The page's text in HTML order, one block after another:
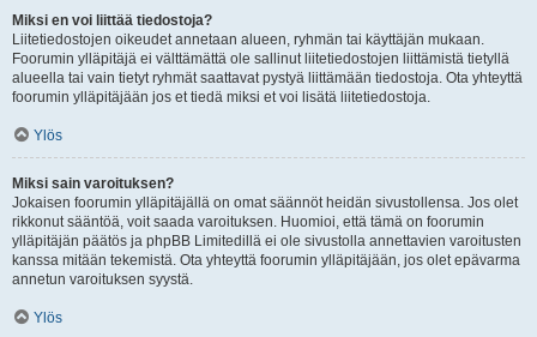
Miksi en voi liittää tiedostoja?
Liitetiedostojen oikeudet annetaan alueen, ryhmän tai käyttäjän mukaan.
Foorumin ylläpitäjä ei välttämättä ole sallinut liitetiedostojen liittämistä tietyllä
alueella tai vain tietyt ryhmät saattavat pystyä liittämään tiedostoja. Ota yhteyttä
foorumin ylläpitäjään jos et tiedä miksi et voi lisätä liitetiedostoja.
Ylös
Miksi sain varoituksen?
Jokaisen foorumin ylläpitäjällä on omat säännöt heidän sivustollensa. Jos olet
rikkonut sääntöä, voit saada varoituksen. Huomioi, että tämä on foorumin
ylläpitäjän päätös ja phpBB Limitedillä ei ole sivustolla annettavien varoitusten
kanssa mitään tekemistä. Ota yhteyttä foorumin ylläpitäjään, jos olet epävarma
annetun varoituksen syystä.
Ylös